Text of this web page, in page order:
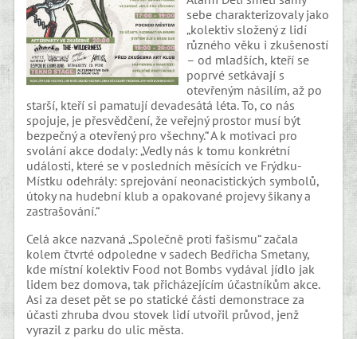
sebe charakterizovaly jako
„kolektiv složený z lidí
různého věku i zkušeností
– od mladších, kteří se
poprvé setkávají s
otevřeným násilím, až po
starší, kteří si pamatují devadesátá léta. To, co nás
spojuje, je přesvědčení, že veřejný prostor musí být
bezpečný a otevřený pro všechny.“ A k motivaci pro
svolání akce dodaly: „Vedly nás k tomu konkrétní
události, které se v posledních měsících ve Frýdku-
Místku odehrály: sprejování neonacistických symbolů,
útoky na hudební klub a opakované projevy šikany a
zastrašování.“
Celá akce nazvaná „Společně proti fašismu“ začala
kolem čtvrté odpoledne v sadech Bedřicha Smetany,
kde místní kolektiv Food not Bombs vydával jídlo jak
lidem bez domova, tak přicházejícím účastníkům akce.
Asi za deset pět se po statické části demonstrace za
účasti zhruba dvou stovek lidí utvořil průvod, jenž
vyrazil z parku do ulic města.